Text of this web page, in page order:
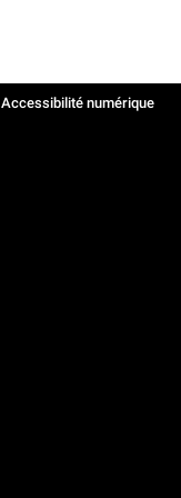
Accessibilité numérique